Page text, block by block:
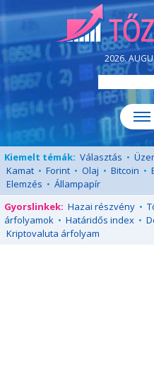
2026.
Kiemelt témák: Választás •
Kamat • Forint • Olaj • Bitcoin •
Elemzés • Állampapír
Gyorslinkek: Hazai részvény •
árfolyamok • Határidős index •
Kriptovaluta árfolyam